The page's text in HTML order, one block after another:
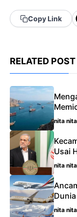
Copy Link
RELATED POST
nita nita
Usai
nita nita
nita nita